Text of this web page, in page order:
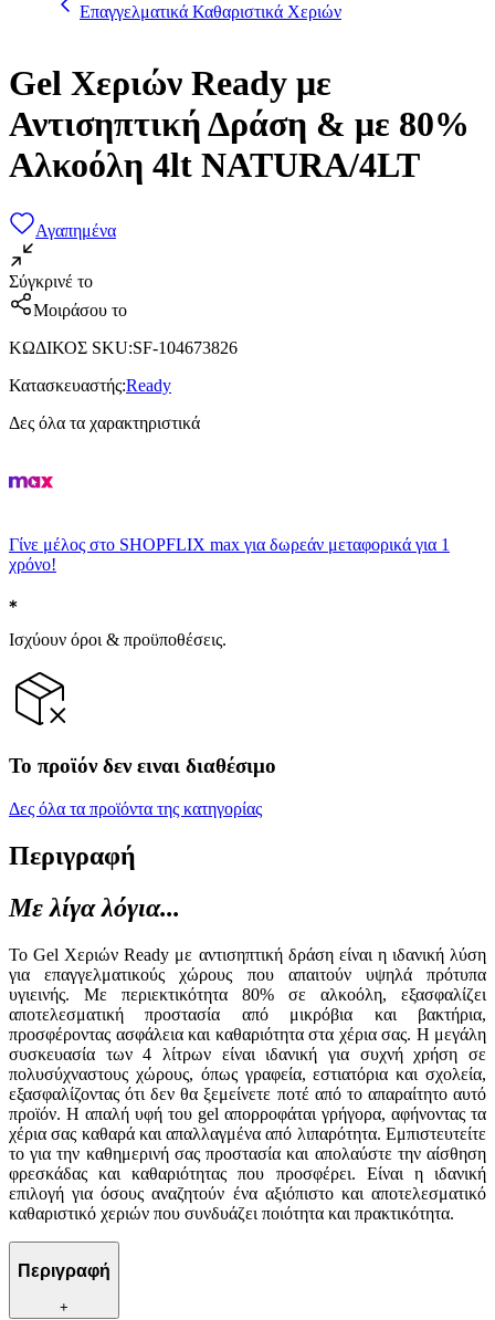
Επαγγελματικά Καθαριστικά Χεριών
Gel Χεριών Ready με
Αντισηπτική Δράση & με 80%
Αλκοόλη 4lt NATURA/4LT
Αγαπημένα
Σύγκρινέ το
Μοιράσου το
ΚΩΔΙΚΟΣ SKU:SF-104673826
Κατασκευαστής:Ready
Δες όλα τα χαρακτηριστικά
Γίνε μέλος στο SHOPFLIX max για δωρεάν μεταφορικά για 1
χρόνο!
Ισχύουν όροι & προϋποθέσεις.
Το προϊόν δεν ειναι διαθέσιμο
Δες όλα τα προϊόντα της κατηγορίας
Περιγραφή
Με λίγα λόγια...
Το Gel Χεριών Ready με αντισηπτική δράση είναι η ιδανική λύση
για επαγγελματικούς χώρους που απαιτούν υψηλά πρότυπα
υγιεινής. Με περιεκτικότητα 80% σε αλκοόλη, εξασφαλίζει
αποτελεσματική προστασία από μικρόβια και βακτήρια,
προσφέροντας ασφάλεια και καθαριότητα στα χέρια σας. Η μεγάλη
συσκευασία των 4 λίτρων είναι ιδανική για συχνή χρήση σε
πολυσύχναστους χώρους, όπως γραφεία, εστιατόρια και σχολεία,
εξασφαλίζοντας ότι δεν θα ξεμείνετε ποτέ από το απαραίτητο αυτό
προϊόν. Η απαλή υφή του gel απορροφάται γρήγορα, αφήνοντας τα
χέρια σας καθαρά και απαλλαγμένα από λιπαρότητα. Εμπιστευτείτε
το για την καθημερινή σας προστασία και απολαύστε την αίσθηση
φρεσκάδας και καθαριότητας που προσφέρει. Είναι η ιδανική
επιλογή για όσους αναζητούν ένα αξιόπιστο και αποτελεσματικό
καθαριστικό χεριών που συνδυάζει ποιότητα και πρακτικότητα.
Περιγραφή
+